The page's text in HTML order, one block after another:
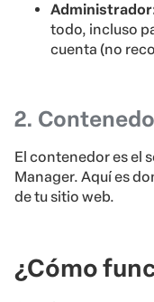
todo, incluso
cuenta (no
2.
El contenedor es el
Manager. Aquí es
de tu sitio web.
¿Cómo